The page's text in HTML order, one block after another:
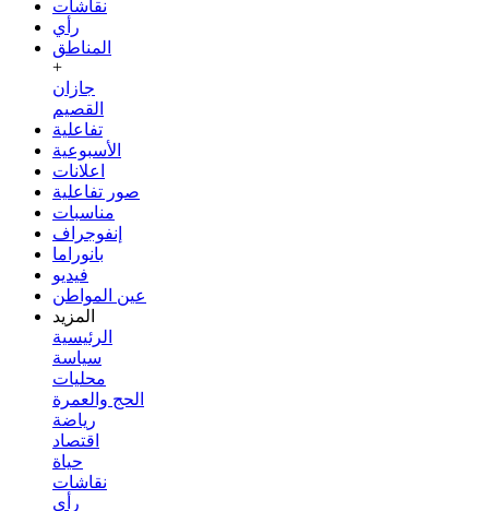
نقاشات
رأي
المناطق
+
جازان
القصيم
تفاعلية
الأسبوعية
اعلانات
صور تفاعلية
مناسبات
إنفوجراف
بانوراما
فيديو
عين المواطن
المزيد
الرئيسية
سياسة
محليات
الحج والعمرة
رياضة
اقتصاد
حياة
نقاشات
رأي